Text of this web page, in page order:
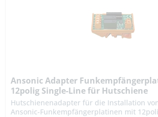
Ansonic Adapter
12polig Single-Line für Hutschiene
Hutschienenadapter für die Installation
Ansonic-Funkempfängerplatinen mit